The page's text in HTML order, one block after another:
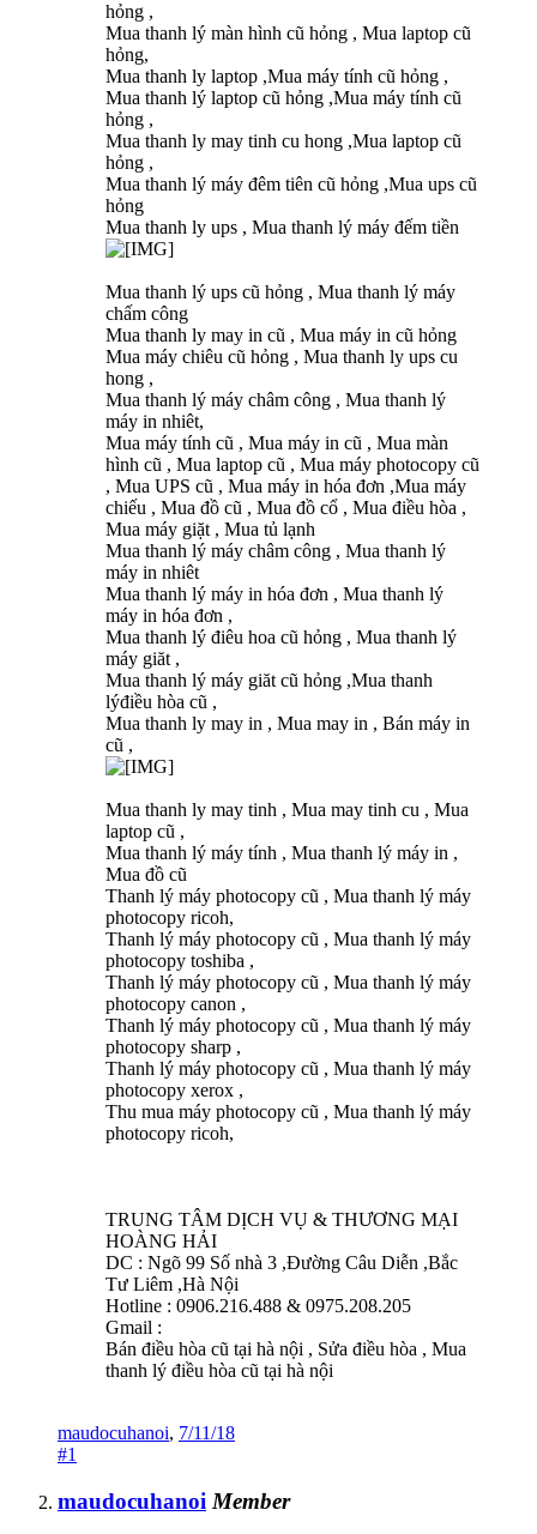
hỏng ,
Mua thanh lý màn hình cũ hỏng , Mua laptop cũ
hỏng,
Mua thanh ly laptop ,Mua máy tính cũ hỏng ,
Mua thanh lý laptop cũ hỏng ,Mua máy tính cũ
hỏng ,
Mua thanh ly may tinh cu hong ,Mua laptop cũ
hỏng ,
Mua thanh lý máy đêm tiên cũ hỏng ,Mua ups cũ
hỏng
Mua thanh ly ups , Mua thanh lý máy đếm tiền
Mua thanh lý ups cũ hỏng , Mua thanh lý máy
chấm công
Mua thanh ly may in cũ , Mua máy in cũ hỏng
Mua máy chiêu cũ hỏng , Mua thanh ly ups cu
hong ,
Mua thanh lý máy châm công , Mua thanh lý
máy in nhiêt,
Mua máy tính cũ , Mua máy in cũ , Mua màn
hình cũ , Mua laptop cũ , Mua máy photocopy cũ
, Mua UPS cũ , Mua máy in hóa đơn ,Mua máy
chiếu , Mua đồ cũ , Mua đồ cổ , Mua điều hòa ,
Mua máy giặt , Mua tủ lạnh
Mua thanh lý máy châm công , Mua thanh lý
máy in nhiêt
Mua thanh lý máy in hóa đơn , Mua thanh lý
máy in hóa đơn ,
Mua thanh lý điêu hoa cũ hỏng , Mua thanh lý
máy giăt ,
Mua thanh lý máy giăt cũ hỏng ,Mua thanh
lýđiều hòa cũ ,
Mua thanh ly may in , Mua may in , Bán máy in
cũ ,
Mua thanh ly may tinh , Mua may tinh cu , Mua
laptop cũ ,
Mua thanh lý máy tính , Mua thanh lý máy in ,
Mua đồ cũ
Thanh lý máy photocopy cũ , Mua thanh lý máy
photocopy ricoh,
Thanh lý máy photocopy cũ , Mua thanh lý máy
photocopy toshiba ,
Thanh lý máy photocopy cũ , Mua thanh lý máy
photocopy canon ,
Thanh lý máy photocopy cũ , Mua thanh lý máy
photocopy sharp ,
Thanh lý máy photocopy cũ , Mua thanh lý máy
photocopy xerox ,
Thu mua máy photocopy cũ , Mua thanh lý máy
photocopy ricoh,
TRUNG TÂM DỊCH VỤ & THƯƠNG MẠI
HOÀNG HẢI
DC : Ngõ 99 Số nhà 3 ,Đường Câu Diễn ,Bắc
Tư Liêm ,Hà Nội
Hotline : 0906.216.488 & 0975.208.205
Gmail :
Bán điều hòa cũ tại hà nội , Sửa điều hòa , Mua
thanh lý điều hòa cũ tại hà nội
maudocuhanoi, 7/11/18
#1
maudocuhanoi Member